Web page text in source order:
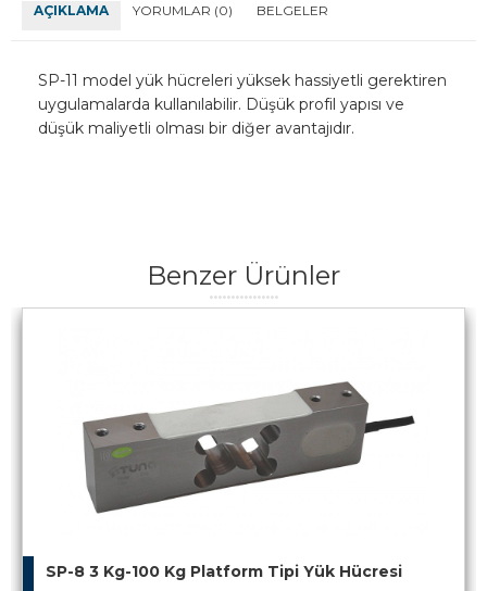
AÇIKLAMA YORUMLAR (0) BELGELER
SP-11 model yük hücreleri yüksek hassiyetli gerektiren
uygulamalarda kullanılabilir. Düşük profil yapısı ve
düşük maliyetli olması bir diğer avantajıdır.
Benzer Ürünler
SP-8 3 Kg-100 Kg Platform Tipi Yük Hücresi